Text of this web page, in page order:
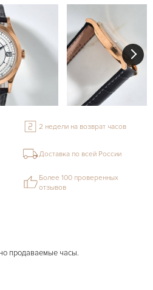
продаваемые часы.
2 недели на возврат часов
Доставка по всей России
Более 100 проверенных
отзывов